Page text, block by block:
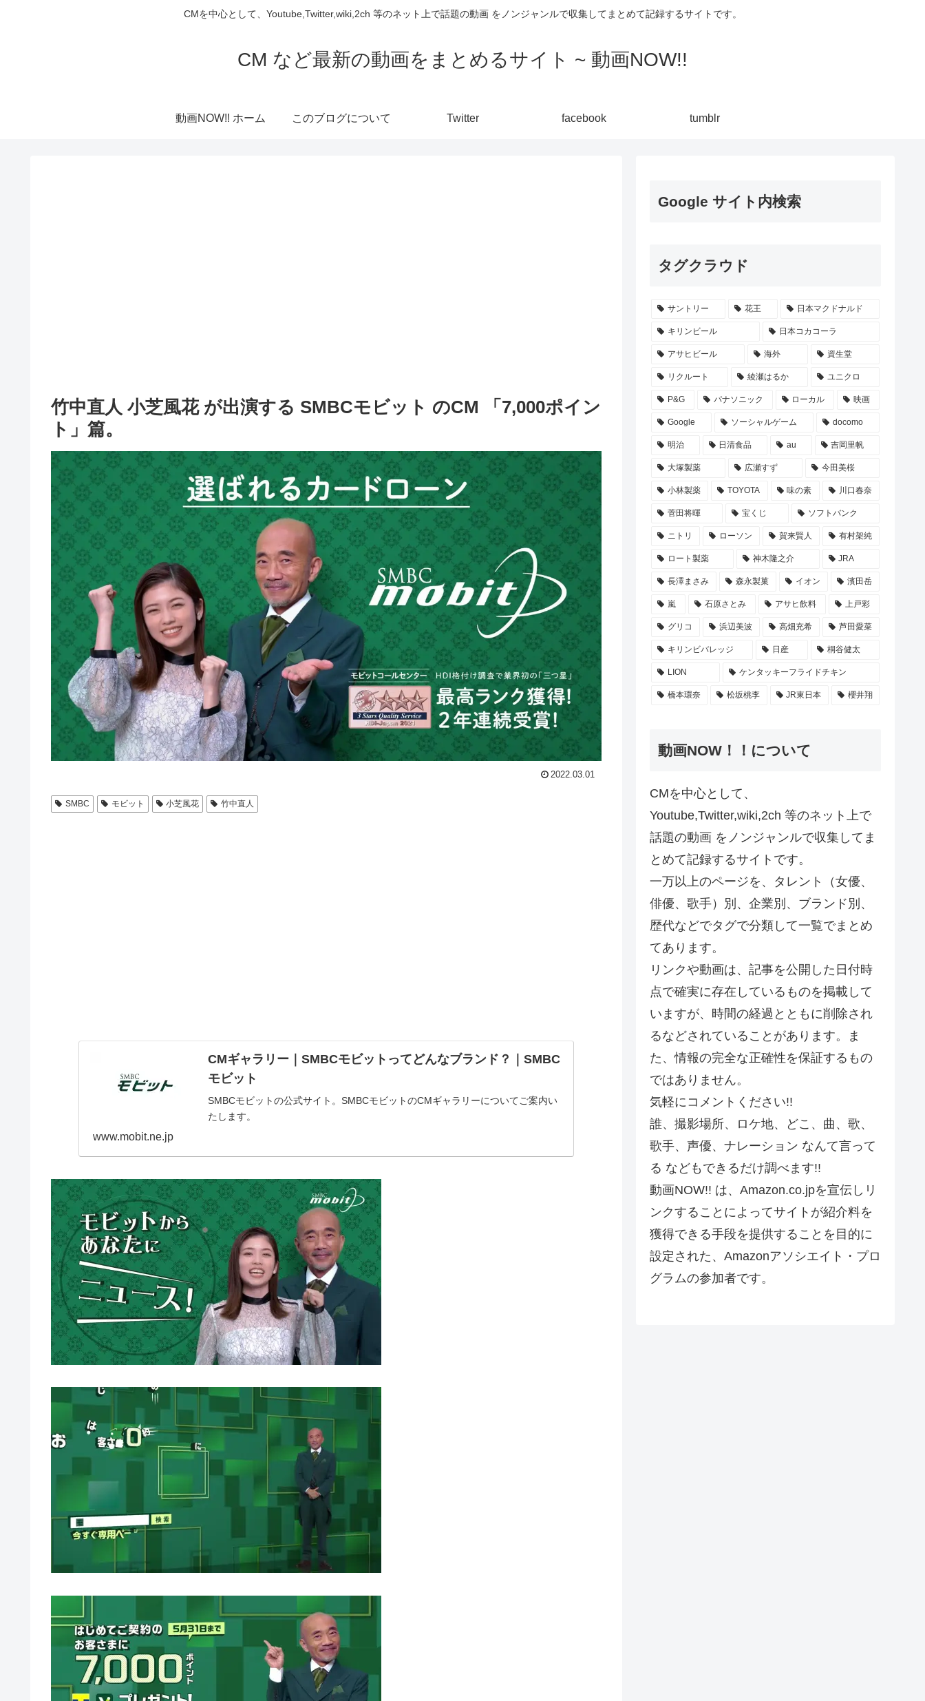
CMを中心として、Youtube,Twitter,wiki,2ch 等のネット上で話題の動画 をノンジャンルで収集してまとめて記録するサイトです。
CM など最新の動画をまとめるサイト ~ 動画NOW!!
動画NOW!! ホーム このブログについて Twitter facebook tumblr
竹中直人 小芝風花 が出演する SMBCモビット のCM 「7,000ポイン
ト」篇。
2022.03.01
SMBC モビット 小芝風花 竹中直人
CMギャラリー｜SMBCモビットってどんなブランド？｜SMBC
モビット
SMBCモビットの公式サイト。SMBCモビットのCMギャラリーについてご案内い
たします。
www.mobit.ne.jp
Google サイト内検索
タグクラウド
サントリー 花王 日本マクドナルド
キリンビール 日本コカコーラ
アサヒビール 海外 資生堂
リクルート 綾瀬はるか ユニクロ
P&G パナソニック ローカル 映画
Google ソーシャルゲーム docomo
明治 日清食品 au 吉岡里帆
大塚製薬 広瀬すず 今田美桜
小林製薬 TOYOTA 味の素 川口春奈
菅田将暉 宝くじ ソフトバンク
ニトリ ローソン 賀来賢人 有村架純
ロート製薬 神木隆之介 JRA
長澤まさみ 森永製菓 イオン 濱田岳
嵐 石原さとみ アサヒ飲料 上戸彩
グリコ 浜辺美波 高畑充希 芦田愛菜
キリンビバレッジ 日産 桐谷健太
LION ケンタッキーフライドチキン
橋本環奈 松坂桃李 JR東日本 櫻井翔
動画NOW！！について
CMを中心として、
Youtube,Twitter,wiki,2ch 等のネット上で
話題の動画 をノンジャンルで収集してま
とめて記録するサイトです。
一万以上のページを、タレント（女優、
俳優、歌手）別、企業別、ブランド別、
歴代などでタグで分類して一覧でまとめ
てあります。
リンクや動画は、記事を公開した日付時
点で確実に存在しているものを掲載して
いますが、時間の経過とともに削除され
るなどされていることがあります。ま
た、情報の完全な正確性を保証するもの
ではありません。
気軽にコメントください!!
誰、撮影場所、ロケ地、どこ、曲、歌、
歌手、声優、ナレーション なんて言って
る などもできるだけ調べます!!
動画NOW!! は、Amazon.co.jpを宣伝しリ
ンクすることによってサイトが紹介料を
獲得できる手段を提供することを目的に
設定された、Amazonアソシエイト・プロ
グラムの参加者です。